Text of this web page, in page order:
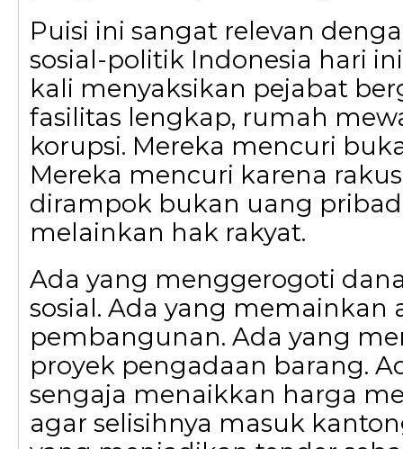
Puisi ini sangat relevan
sosial-politik Indonesia hari
kali menyaksikan pejabat
fasilitas lengkap, rumah
korupsi. Mereka mencuri
Mereka mencuri karena
dirampok bukan uang
melainkan hak rakyat.
Ada yang menggerogoti
sosial. Ada yang memainkan
pembangunan. Ada yang
proyek pengadaan barang.
sengaja menaikkan harga
agar selisihnya masuk